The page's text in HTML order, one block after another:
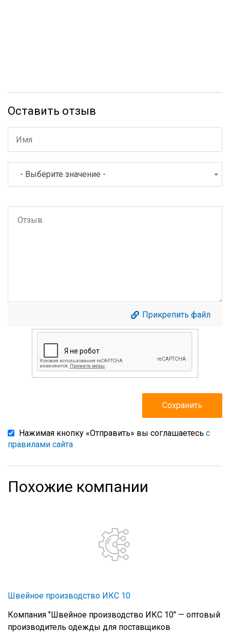
Оставить отзыв
- Выберите значение -
Прикрепить файл
Нажимая кнопку «Отправить» вы соглашаетесь с
правилами сайта
Похожие компании
Швейное производство ИКС 10
Компания "Швейное производство ИКС 10" — оптовый
производитель одежды для поставщиков